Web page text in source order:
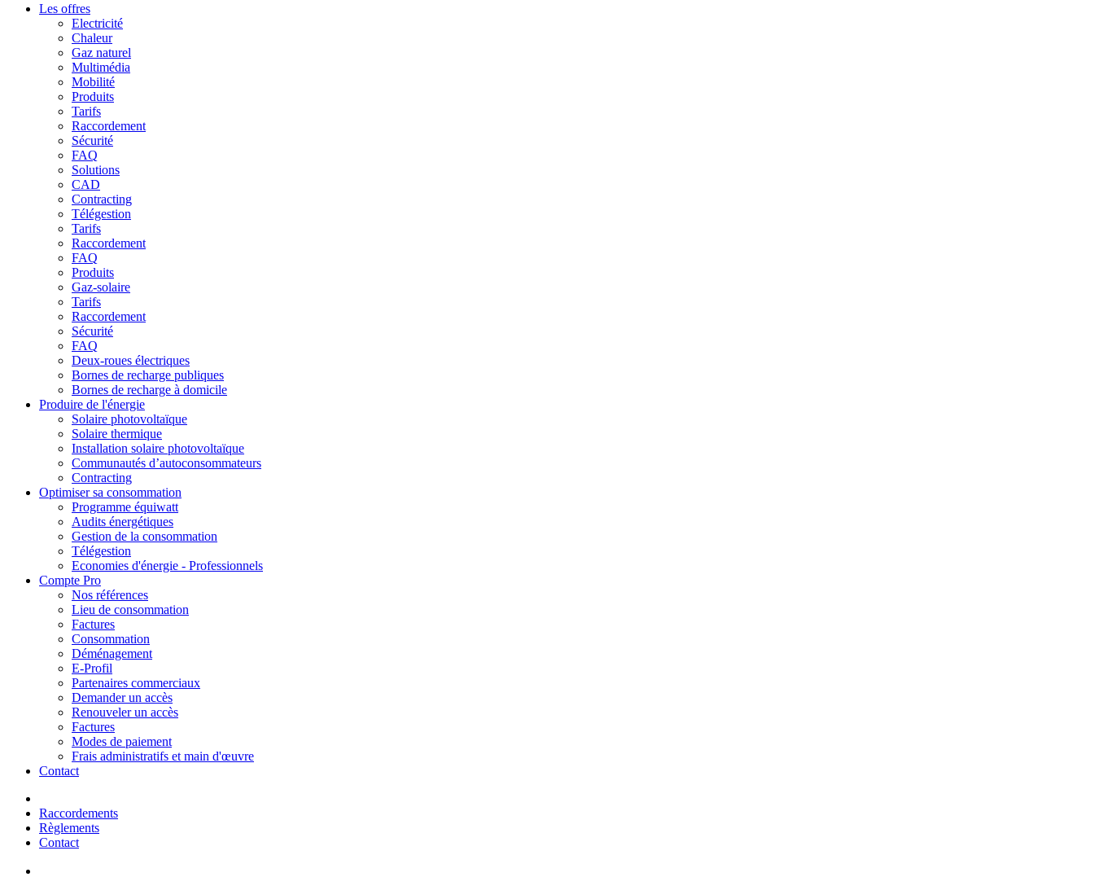
Les offres
Electricité
Chaleur
Gaz naturel
Multimédia
Mobilité
Produits
Tarifs
Raccordement
Sécurité
FAQ
Solutions
CAD
Contracting
Télégestion
Tarifs
Raccordement
FAQ
Produits
Gaz-solaire
Tarifs
Raccordement
Sécurité
FAQ
Deux-roues électriques
Bornes de recharge publiques
Bornes de recharge à domicile
Produire de l'énergie
Solaire photovoltaïque
Solaire thermique
Installation solaire photovoltaïque
Communautés d’autoconsommateurs
Contracting
Optimiser sa consommation
Programme équiwatt
Audits énergétiques
Gestion de la consommation
Télégestion
Economies d'énergie - Professionnels
Compte Pro
Nos références
Lieu de consommation
Factures
Consommation
Déménagement
E-Profil
Partenaires commerciaux
Demander un accès
Renouveler un accès
Factures
Modes de paiement
Frais administratifs et main d'œuvre
Contact
Raccordements
Règlements
Contact